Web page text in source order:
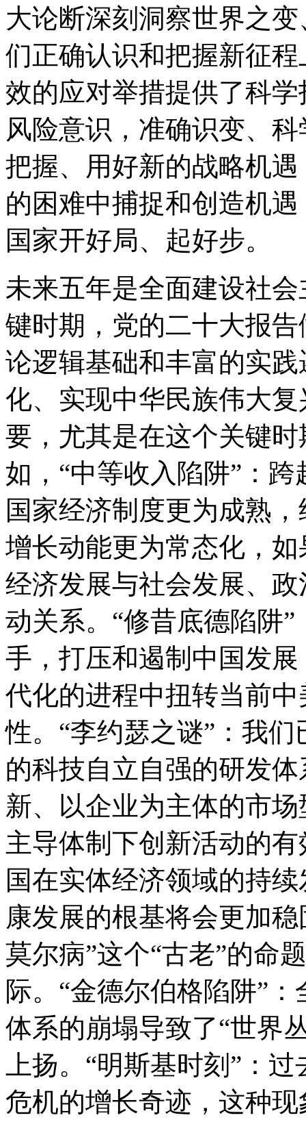
大论断深刻洞察世界之
们正确认识和把握新征
效的应对举措提供了科
风险意识，准确识变、
把握、用好新的战略机
的困难中捕捉和创造机
国家开好局、起好步。
未来五年是全面建设社
键时期，党的二十大报
论逻辑基础和丰富的实
化、实现中华民族伟大
要，尤其是在这个关键
如，“中等收入陷阱”：
国家经济制度更为成熟
增长动能更为常态化，
经济发展与社会发展、
动关系。“修昔底德陷阱
手，打压和遏制中国发
代化的进程中扭转当前
性。“李约瑟之谜”：我
的科技自立自强的研发
新、以企业为主体的市
主导体制下创新活动的
国在实体经济领域的持
康发展的根基将会更加
莫尔病”这个“古老”的命
际。“金德尔伯格陷阱”
体系的崩塌导致了“世界
上扬。“明斯基时刻”：
危机的增长奇迹，这种